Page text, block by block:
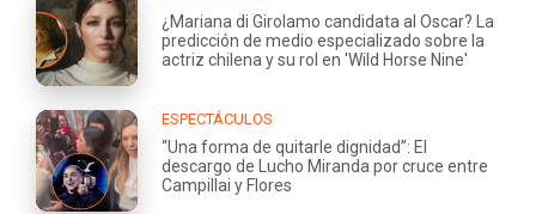
¿Mariana di Girolamo candidata al Oscar? La
predicción de medio especializado sobre la
actriz chilena y su rol en 'Wild Horse Nine'
ESPECTÁCULOS
“Una forma de quitarle dignidad”: El
descargo de Lucho Miranda por cruce entre
Campillai y Flores